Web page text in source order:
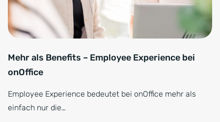
Mehr als Benefits – Employee Experience bei
onOffice
Employee Experience bedeutet bei onOffice mehr als
einfach nur die…